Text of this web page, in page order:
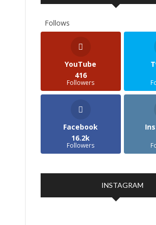
Follows
YouTube
416
Followers
Facebook
16.2k
Followers
INSTAGRAM